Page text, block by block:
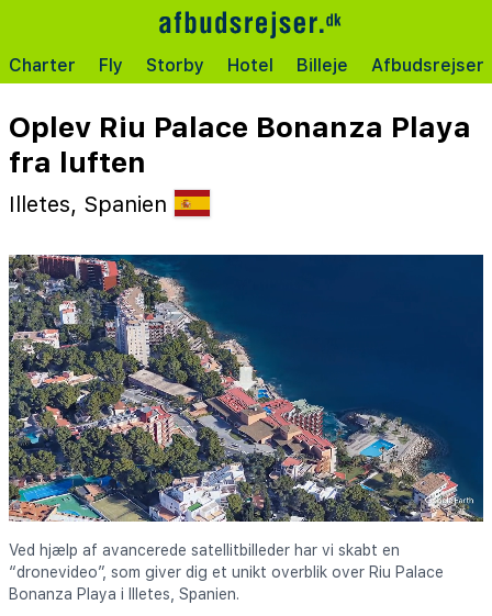
Charter Fly Storby Hotel Billeje Afbudsrejser
Oplev Riu Palace Bonanza Playa
fra luften
Illetes, Spanien
Ved hjælp af avancerede satellitbilleder har vi skabt en
“dronevideo”, som giver dig et unikt overblik over Riu Palace
Bonanza Playa i Illetes, Spanien.